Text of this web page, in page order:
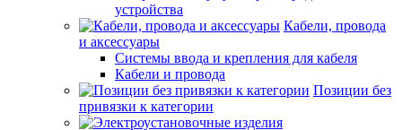
устройства
Кабели, провода
и аксессуары
Системы ввода и крепления для кабеля
Кабели и провода
Позиции без
привязки к категории